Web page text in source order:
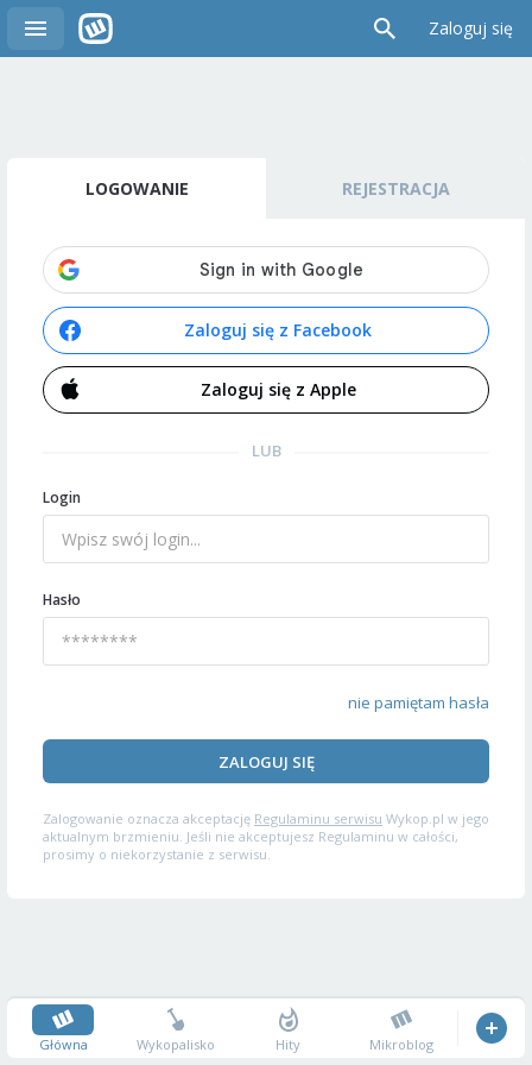
Zaloguj się
LOGOWANIE REJESTRACJA
Zaloguj się z Facebook
Zaloguj się z Apple
LUB
Login
Hasło
nie pamiętam hasła
ZALOGUJ SIĘ
Zalogowanie oznacza akceptację Regulaminu serwisu Wykop.pl w jego
aktualnym brzmieniu. Jeśli nie akceptujesz Regulaminu w całości,
prosimy o niekorzystanie z serwisu.
Główna Wykopalisko Hity Mikroblog